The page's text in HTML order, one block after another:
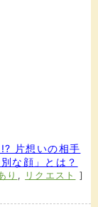
!? 片想いの相手
な顔」とは？
り , リクエスト ]